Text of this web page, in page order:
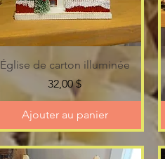
Aperçu rapide
Église de carton illuminée
Prix
32,00 $
Ajouter au panier